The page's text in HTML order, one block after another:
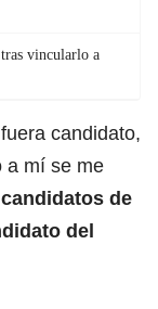
tras vincularlo a
candidato,
a mí se me
de
del